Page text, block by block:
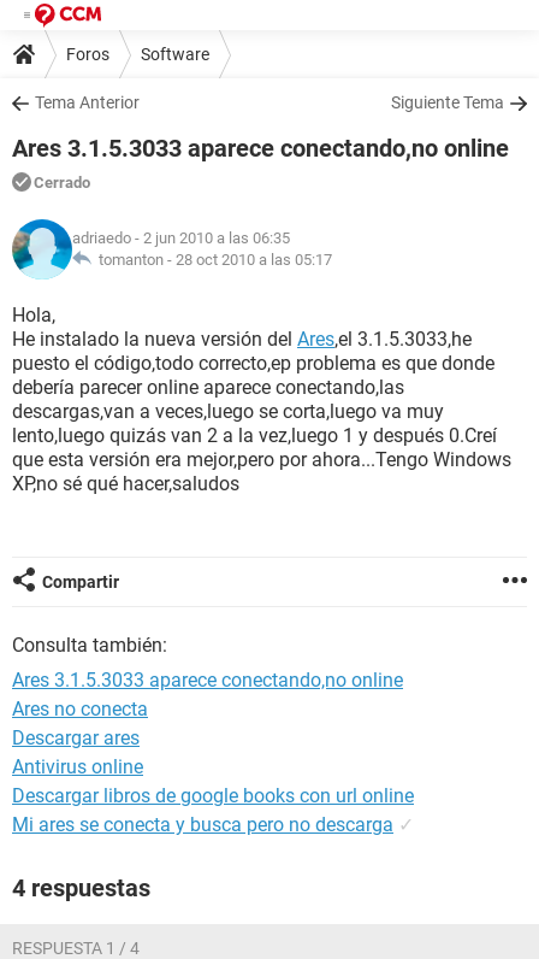
Foros Software
Tema Anterior Siguiente Tema
Ares 3.1.5.3033 aparece conectando,no online
Cerrado
adriaedo - 2 jun 2010 a las 06:35
tomanton - 28 oct 2010 a las 05:17
Hola,
He instalado la nueva versión del Ares,el 3.1.5.3033,he
puesto el código,todo correcto,ep problema es que donde
debería parecer online aparece conectando,las
descargas,van a veces,luego se corta,luego va muy
lento,luego quizás van 2 a la vez,luego 1 y después 0.Creí
que esta versión era mejor,pero por ahora...Tengo Windows
XP,no sé qué hacer,saludos
Compartir
Consulta también:
Ares 3.1.5.3033 aparece conectando,no online
Ares no conecta
Descargar ares
Antivirus online
Descargar libros de google books con url online
Mi ares se conecta y busca pero no descarga ✓
4 respuestas
RESPUESTA 1 / 4